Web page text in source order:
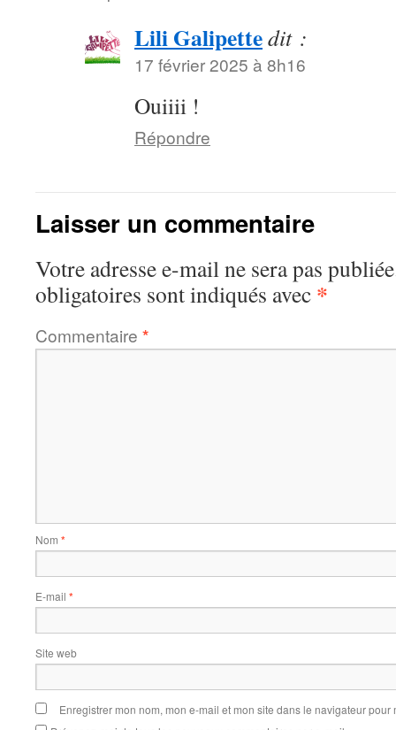
Lili Galipettedit :
17 février 2025 à 8h16
Ouiiii !
Répondre
Laisser un commentaire
Votre adresse e-mail ne sera pas
obligatoires sont indiqués avec *
Commentaire *
Nom *
E-mail *
Site web
Enregistrer mon nom, mon e-mail et mon site dans le navigateur